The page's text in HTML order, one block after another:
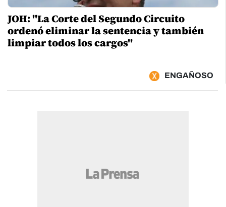
JOH: "La Corte del Segundo Circuito
ordenó eliminar la sentencia y también
limpiar todos los cargos"
ENGAÑOSO